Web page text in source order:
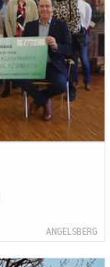
ANGELSBERG